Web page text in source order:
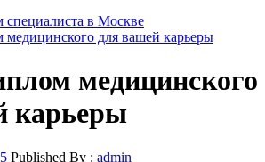
специалиста в Москве
медицинского для вашей карьеры
медицинского
карьеры
Published By : admin